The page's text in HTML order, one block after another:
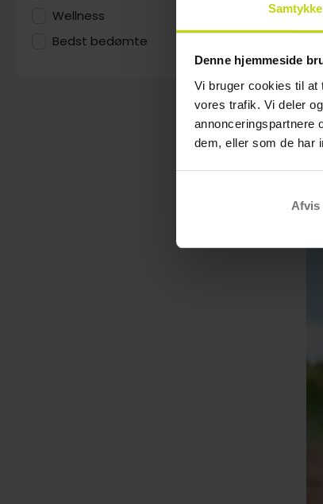
Samtykke
Denne hjemmeside
Vi bruger cookies til at
vores trafik. Vi deler
annonceringspartnere
dem, eller som de har
Afvis
Wellness
Bedst bedømte